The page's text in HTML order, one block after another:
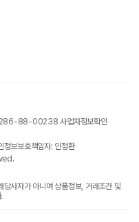
: 286-88-00238 사업자정보확인
보보호책임자: 인정환
사자가 아니며 상품정보, 거래조건 및